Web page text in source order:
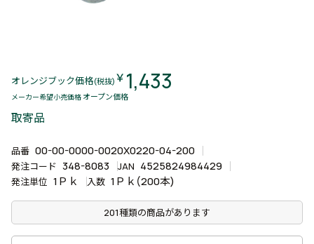
オレンジブック価格(税抜) ￥ 1,433
メーカー希望小売価格 オープン価格
取寄品
品番 00-00-0000-0020X0220-04-200
発注コード 348-8083 JAN 4525824984429
発注単位 1Ｐｋ 入数 1Ｐｋ(200本)
201種類の商品があります